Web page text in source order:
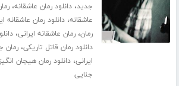
جدید،دانلود رمان عاشقانه،
عاشقانه،دانلود رمان عاشقانه
رمان،رمان عاشقانه ایرانی،
دانلود رمان قاتل تاریکی،رمان
ایرانی،دانلود رمان هیجان انگیز
جنایی